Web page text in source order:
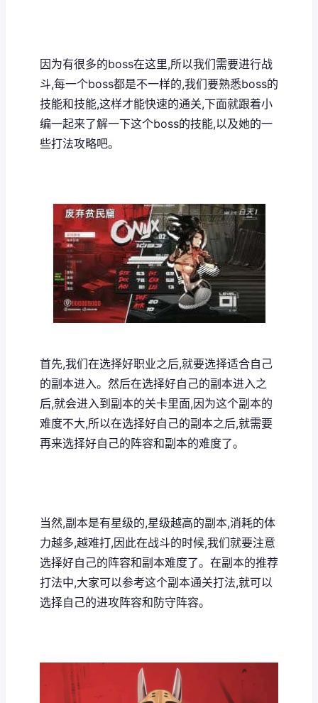
因为有很多的boss在这里,所以我们需要进行战
斗,每一个boss都是不一样的,我们要熟悉boss的
技能和技能,这样才能快速的通关,下面就跟着小
编一起来了解一下这个boss的技能,以及她的一
些打法攻略吧。
首先,我们在选择好职业之后,就要选择适合自己
的副本进入。然后在选择好自己的副本进入之
后,就会进入到副本的关卡里面,因为这个副本的
难度不大,所以在选择好自己的副本之后,就需要
再来选择好自己的阵容和副本的难度了。
当然,副本是有星级的,星级越高的副本,消耗的体
力越多,越难打,因此在战斗的时候,我们就要注意
选择好自己的阵容和副本难度了。在副本的推荐
打法中,大家可以参考这个副本通关打法,就可以
选择自己的进攻阵容和防守阵容。